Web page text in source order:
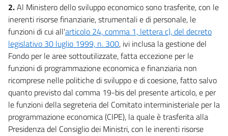
2.Al Ministero dello sviluppo economico sono trasferite, con le
inerenti risorse finanziarie, strumentali e di personale, le
funzioni di cui all'articolo 24, comma 1, lettera c), del decreto
legislativo 30 luglio 1999, n. 300, ivi inclusa la gestione del
Fondo per le aree sottoutilizzate, fatta eccezione per le
funzioni di programmazione economica e finanziaria non
ricomprese nelle politiche di sviluppo e di coesione, fatto salvo
quanto previsto dal comma 19-bis del presente articolo, e per
le funzioni della segreteria del Comitato interministeriale per la
programmazione economica (CIPE), la quale è trasferita alla
Presidenza del Consiglio dei Ministri, con le inerenti risorse